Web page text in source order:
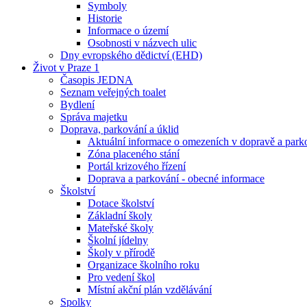
Symboly
Historie
Informace o území
Osobnosti v názvech ulic
Dny evropského dědictví (EHD)
Život v Praze 1
Časopis JEDNA
Seznam veřejných toalet
Bydlení
Správa majetku
Doprava, parkování a úklid
Aktuální informace o omezeních v dopravě a
Zóna placeného stání
Portál krizového řízení
Doprava a parkování - obecné informace
Školství
Dotace školství
Základní školy
Mateřské školy
Školní jídelny
Školy v přírodě
Organizace školního roku
Pro vedení škol
Místní akční plán vzdělávání
Spolky